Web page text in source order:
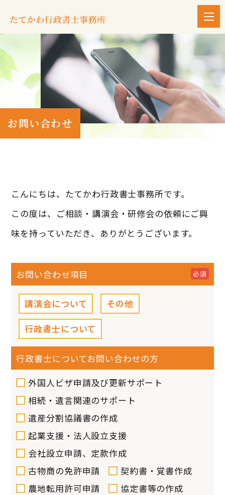
お問い合わせ
こんにちは、たてかわ行政書士事務所です。
この度は、ご相談・講演会・研修会の依頼にご興
味を持っていただき、ありがとうございます。
お問い合わせ項目 必須
講演会について
その他
行政書士について
行政書士についてお問い合わせの方
外国人ビザ申請及び更新サポート
相続・遺言関連のサポート
遺産分割協議書の作成
起業支援・法人設立支援
会社設立申請、定款作成
古物商の免許申請
契約書・覚書作成
農地転用許可申請
協定書等の作成